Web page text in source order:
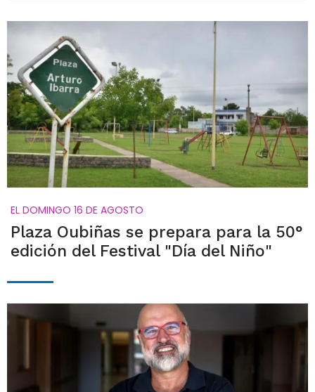
EL DOMINGO 16 DE AGOSTO
Plaza Oubiñas se prepara para la 50°
edición del Festival "Día del Niño"